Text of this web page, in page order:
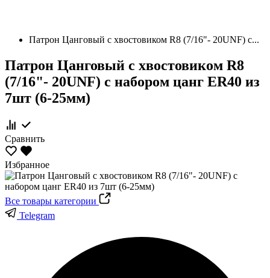
Патрон Цанговый с хвостовиком R8 (7/16"- 20UNF) с...
Патрон Цанговый с хвостовиком R8
(7/16"- 20UNF) с набором цанг ER40 из
7шт (6-25мм)
Сравнить
Избранное
Все товары категории
Telegram